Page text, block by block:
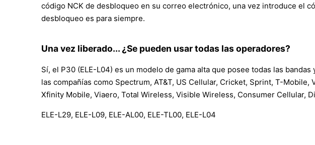
código NCK de desbloqueo en su correo electrónico, una vez introduce el
desbloqueo es para siempre.
Una vez liberado... ¿Se pueden usar todas las operadores?
Sí, el P30 (ELE-L04) es un modelo de gama alta que posee todas las
las compañías como Spectrum, AT&T, US Cellular, Cricket, Sprint, T-
Xfinity Mobile, Viaero, Total Wireless, Visible Wireless, Consumer Cellular,
ELE-L29, ELE-L09, ELE-AL00, ELE-TL00, ELE-L04